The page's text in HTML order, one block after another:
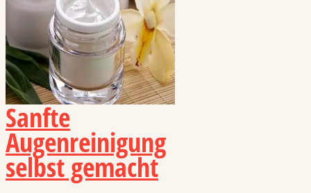
Sanfte
Augenreinigung
selbst gemacht